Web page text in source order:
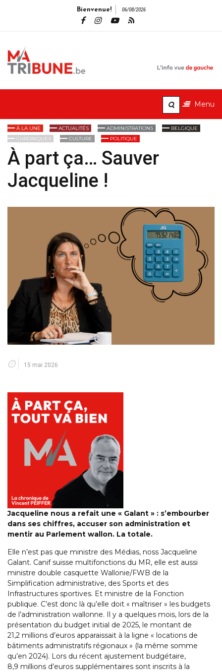
Bienvenue! 06/08/2026
Menu
À LA UNE ACTUALITÉS ADMINISTRATIONS
BELGIQUE
CHRONIQUES
CULTURE POLITIQUE
À part ça… Sauver
Jacqueline !
15 mai 2026
Jacqueline nous a refait une « Galant » : s’embourber
dans ses chiffres, accuser son administration et
mentir au Parlement wallon. La totale.
Elle n’est pas que ministre des Médias, noss Jacqueline
Galant. Canif suisse multifonctions du MR, elle est aussi
ministre double casquette Wallonie/FWB de la
Simplification administrative, des Sports et des
Infrastructures sportives. Et ministre de la Fonction
publique. C’est donc là qu’elle doit « maîtriser » les budgets
de l’administration wallonne. Il y a quelques mois, lors de la
présentation du budget initial de 2025, le montant de
21,2 millions d’euros apparaissait à la ligne « locations de
bâtiments administratifs régionaux » (la même somme
qu’en 2024). Lors du récent ajustement budgétaire,
8,9 millions d’euros supplémentaires sont inscrits à la